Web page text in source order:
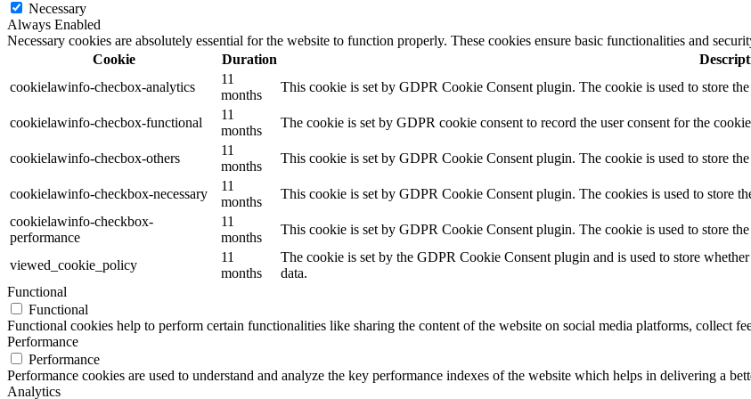
Necessary
Always Enabled
Necessary cookies are absolutely essential for the website to function properly. These cookies ensure basic functionalities and
Cookie
Duration
cookielawinfo-checbox-analytics
11
months
This cookie is set by GDPR Cookie Consent plugin. The cookie is used to store
cookielawinfo-checbox-functional
11
months
The cookie is set by GDPR cookie consent to record the user consent for the
cookielawinfo-checbox-others
11
months
This cookie is set by GDPR Cookie Consent plugin. The cookie is used to store
cookielawinfo-checkbox-necessary
11
months
This cookie is set by GDPR Cookie Consent plugin. The cookies is used to store
cookielawinfo-checkbox-
performance
11
months
This cookie is set by GDPR Cookie Consent plugin. The cookie is used to store
viewed_cookie_policy
11
months
The cookie is set by the GDPR Cookie Consent plugin and is used to store
data.
Functional
Functional
Functional cookies help to perform certain functionalities like sharing the content of the website on social media platforms, collect
Performance
Performance
Performance cookies are used to understand and analyze the key performance indexes of the website which helps in delivering a
Analytics